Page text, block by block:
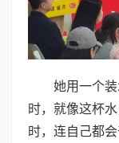
她用一个
时，就像这杯
时，连自己都